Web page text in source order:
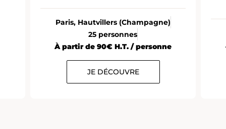
Paris, Hautvillers (Champagne)
25 personnes
À partir de 90€ H.T. / personne
JE DÉCOUVRE